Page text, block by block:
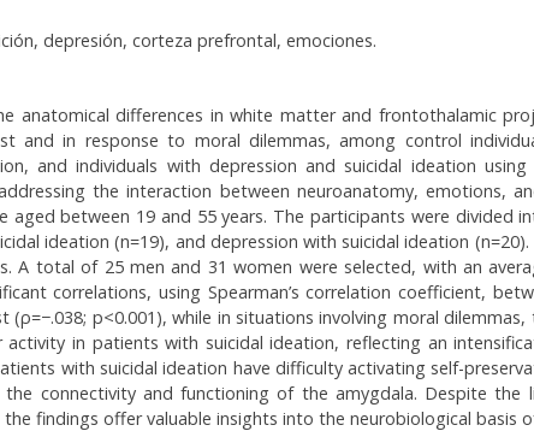
depresión, corteza prefrontal, emociones.
anatomical differences in white matter and frontothalamic
and in response to moral dilemmas, among control
and individuals with depression and suicidal ideation
the interaction between neuroanatomy, emotions,
aged between 19 and 55 years. The participants were divided
ideation (n=19), and depression with suicidal ideation
A total of 25 men and 31 women were selected, with an
correlations, using Spearman’s correlation coefficient,
(ρ=−.038; p<0.001), while in situations involving moral
activity in patients with suicidal ideation, reflecting an
with suicidal ideation have difficulty activating self-
connectivity and functioning of the amygdala. Despite
findings offer valuable insights into the neurobiological basis